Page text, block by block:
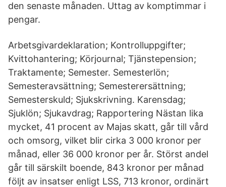
den senaste månaden. Uttag av komptimmar i
pengar.
Arbetsgivardeklaration; Kontrolluppgifter;
Kvittohantering; Körjournal; Tjänstepension;
Traktamente; Semester. Semesterlön;
Semesteravsättning; Semesterersättning;
Semesterskuld; Sjukskrivning. Karensdag;
Sjuklön; Sjukavdrag; Rapportering Nästan lika
mycket, 41 procent av Majas skatt, går till vård
och omsorg, vilket blir cirka 3 000 kronor per
månad, eller 36 000 kronor per år. Störst andel
går till särskilt boende, 843 kronor per månad
följt av insatser enligt LSS, 713 kronor, ordinärt